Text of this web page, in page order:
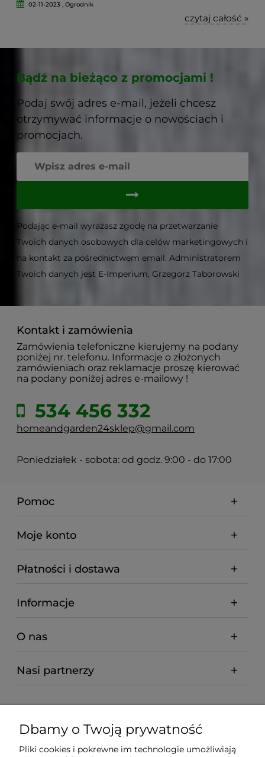
02-11-2023 , Ogrodnik
czytaj całość »
Bądź na bieżąco z promocjami !
Podaj swój adres e-mail, jeżeli chcesz
otrzymywać informacje o nowościach i
promocjach.
Podając e-mail wyrażasz zgodę na przetwarzanie
Twoich danych osobowych dla celów marketingowych i
na kontakt za pośrednictwem email. Administratorem
Twoich danych jest E-Imperium, Grzegorz Taborowski
Kontakt i zamówienia
Zamówienia telefoniczne kierujemy na podany
poniżej nr. telefonu. Informacje o złożonych
zamówieniach oraz reklamacje proszę kierować
na podany poniżej adres e-mailowy !
534 456 332
homeandgarden24sklep@gmail.com
Poniedziałek - sobota: od godz. 9:00 - do 17:00
Pomoc
Moje konto
Płatności i dostawa
Informacje
O nas
Nasi partnerzy
Dbamy o Twoją prywatność
Pliki cookies i pokrewne im technologie umożliwiają